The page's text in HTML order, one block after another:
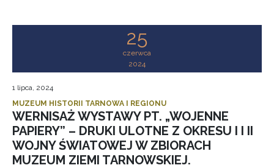
25
czerwca
2024
1 lipca, 2024
MUZEUM HISTORII TARNOWA I REGIONU
WERNISAŻ WYSTAWY PT. „WOJENNE
PAPIERY” – DRUKI ULOTNE Z OKRESU I I II
WOJNY ŚWIATOWEJ W ZBIORACH
MUZEUM ZIEMI TARNOWSKIEJ.